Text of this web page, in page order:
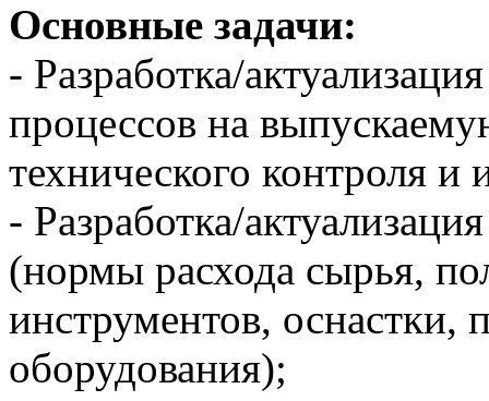
Основные задачи:
- Разработка/
процессов на
технического контроля
- Разработка/
(нормы расхода сырья,
инструментов, оснастки,
оборудования);